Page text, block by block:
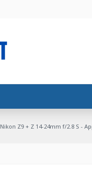
Nikon Z9 + Z 14-24mm f/2.8 S -